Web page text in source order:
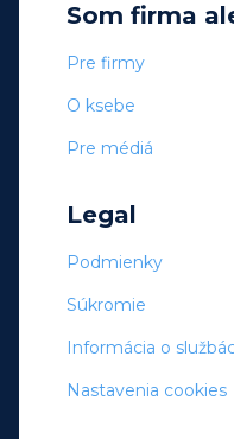
Som firma
Pre firmy
O ksebe
Pre médiá
Legal
Podmienky
Súkromie
Informácia o
Nastavenia cookies